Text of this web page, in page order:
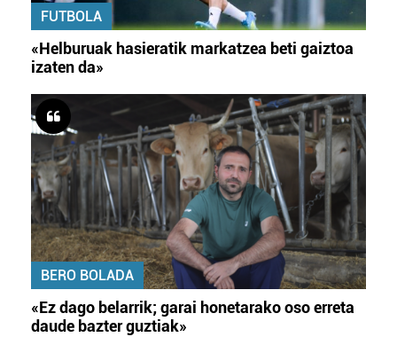
FUTBOLA
«Helburuak hasieratik markatzea beti gaiztoa
izaten da»
BERO BOLADA
«Ez dago belarrik; garai honetarako oso erreta
daude bazter guztiak»